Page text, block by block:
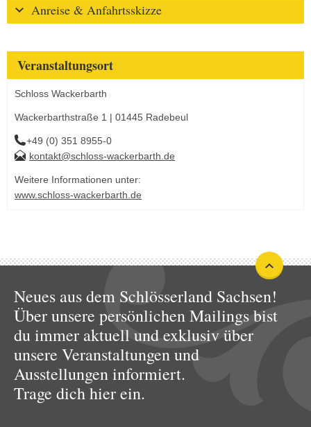
Anreise & Anfahrtsskizze
Veranstaltungsort
Schloss Wackerbarth
Wackerbarthstraße 1 | 01445 Radebeul
+49 (0) 351 8955-0
kontakt@schloss-wackerbarth.de
Weitere Informationen unter:
www.schloss-wackerbarth.de
Neues aus dem Schlösserland Sachsen!
Über unsere persönlichen Mailings bist
du immer aktuell und exklusiv über
unsere Veranstaltungen und
Ausstellungen informiert.
Trage dich hier ein.